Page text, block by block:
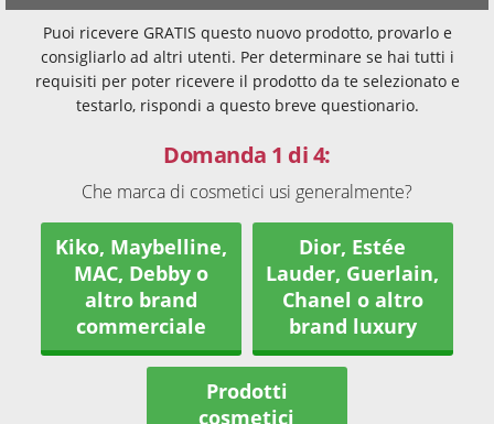
Puoi ricevere GRATIS questo nuovo prodotto, provarlo e
consigliarlo ad altri utenti. Per determinare se hai tutti i
requisiti per poter ricevere il prodotto da te selezionato e
testarlo, rispondi a questo breve questionario.
Domanda 1 di 4:
Che marca di cosmetici usi generalmente?
Kiko, Maybelline,
MAC, Debby o
altro brand
commerciale
Dior, Estée
Lauder, Guerlain,
Chanel o altro
brand luxury
Prodotti
cosmetici